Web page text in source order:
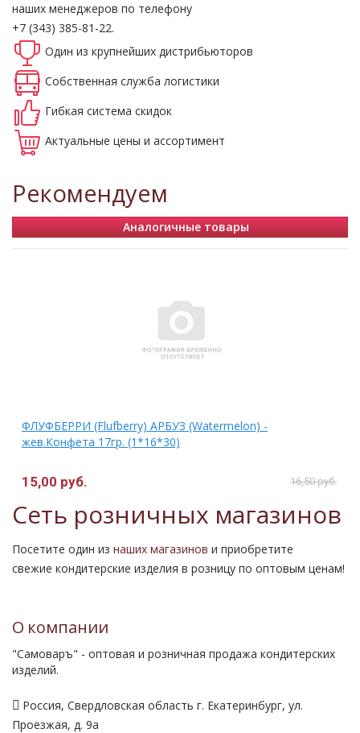
наших менеджеров по телефону
+7 (343) 385-81-22.
Один из крупнейших дистрибьюторов
Собственная служба логистики
Гибкая система скидок
Актуальные цены и ассортимент
Рекомендуем
Аналогичные товары
ФЛУФБЕРРИ (Flufberry) АРБУЗ (Watermelon) -
жев.Конфета 17гр. (1*16*30)
15,00 руб. 16,50 руб.
Сеть розничных магазинов
Посетите один из наших магазинов и приобретите
свежие кондитерские изделия в розницу по оптовым ценам!
О компании
"Самоваръ" - оптовая и розничная продажа кондитерских
изделий.
Россия, Свердловская область г. Екатеринбург, ул.
Проезжая, д. 9а